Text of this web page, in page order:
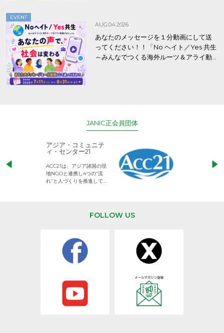
EVENT
AUG.04.2026
あなたのメッセージを１分動画にして送
ってください！！「No ヘイト／Yes 共生
～みんなでつくる海外ルーツ＆アライ動
JANIC正会員団体
アジア・コミュニテ
ィ・センター21
ACC21は、アジア諸国の現
地NGOと連携し4つの“流
れ”と人づくりを推進してい
児童労働のない
権利が守られた
FOLLOW US